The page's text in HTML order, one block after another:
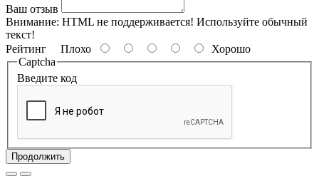
Ваш отзыв
Внимание: HTML не поддерживается! Используйте обычный
текст!
Рейтинг Плохо
Хорошо
Captcha
Введите код
Продолжить